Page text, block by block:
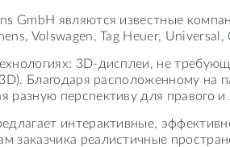
GmbH являются известные
Volswagen, Tag Heuer,
3D-дисплеи, не
Благодаря расположенному на
разную перспективу для правого
интерактивные,
заказчика реалистичные